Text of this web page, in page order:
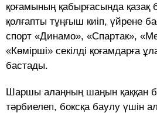
қоғамы­ның қабырғасында қазақ
қолғапты тұңғыш киіп, үйрене
спорт «Динамо», «Спартак»,
«Көмірші» секілді қоғамдарға
бастады.
Шаршы алаңның шаңын қаққан
тәрбиелеп, боксқа баулу үшін